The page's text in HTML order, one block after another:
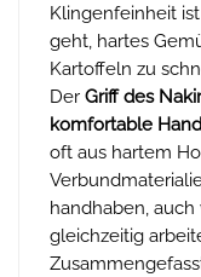
Klingenfeinheit
geht, hartes
Kartoffeln zu
Der Griff des
komfortable
oft aus hartem
handhaben,
gleichzeitig